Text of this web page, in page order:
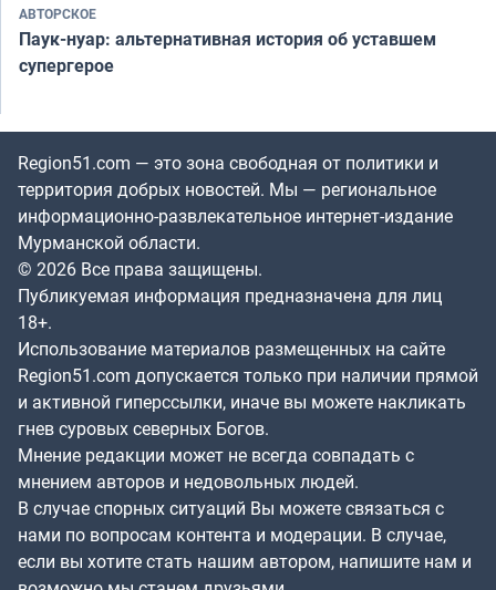
АВТОРСКОЕ
Паук-нуар: альтернативная история об уставшем
супергерое
Region51.com — это зона свободная от политики и
территория добрых новостей. Мы — региональное
информационно-развлекательное интернет-издание
Мурманской области.
© 2026 Все права защищены.
Публикуемая информация предназначена для лиц
18+.
Использование материалов размещенных на сайте
Region51.com допускается только при наличии прямой
и активной гиперссылки, иначе вы можете накликать
гнев суровых северных Богов.
Мнение редакции может не всегда совпадать с
мнением авторов и недовольных людей.
В случае спорных ситуаций Вы можете связаться с
нами по вопросам контента и модерации. В случае,
если вы хотите стать нашим автором, напишите нам и